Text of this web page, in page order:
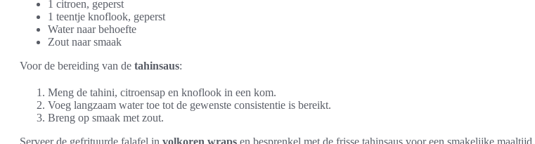
1 citroen, geperst
1 teentje knoflook, geperst
Water naar behoefte
Zout naar smaak
Voor de bereiding van de tahinsaus:
Meng de tahini, citroensap en knoflook in een kom.
Voeg langzaam water toe tot de gewenste consistentie is bereikt.
Breng op smaak met zout.
Serveer de gefrituurde falafel in volkoren wraps en besprenkel met de frisse tahinsaus voor een smakelijke maaltijd.